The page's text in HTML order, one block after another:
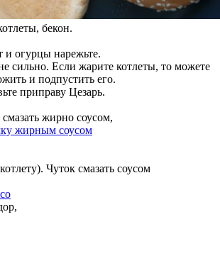
бекон.
огурцы нарежьте.
сильно. Если жарите котлеты, то можете
и подпустить его.
приправу Цезарь.
жирно соусом,
Чуток смазать соусом